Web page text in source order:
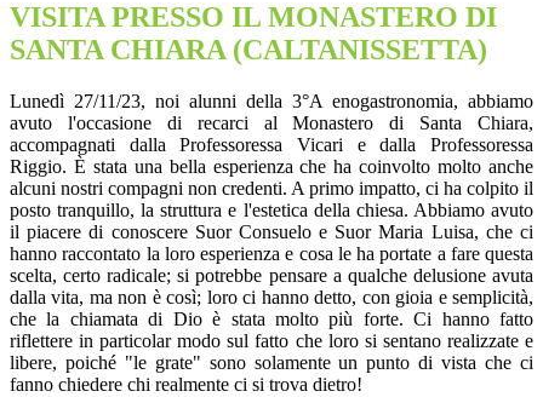
VISITA PRESSO IL MONASTERO DI
SANTA CHIARA (CALTANISSETTA)
Lunedì 27/11/23, noi alunni della 3°A enogastronomia, abbiamo
avuto l'occasione di recarci al Monastero di Santa Chiara,
accompagnati dalla Professoressa Vicari e dalla Professoressa
Riggio. È stata una bella esperienza che ha coinvolto molto anche
alcuni nostri compagni non credenti. A primo impatto, ci ha colpito il
posto tranquillo, la struttura e l'estetica della chiesa. Abbiamo avuto
il piacere di conoscere Suor Consuelo e Suor Maria Luisa, che ci
hanno raccontato la loro esperienza e cosa le ha portate a fare questa
scelta, certo radicale; si potrebbe pensare a qualche delusione avuta
dalla vita, ma non è così; loro ci hanno detto, con gioia e semplicità,
che la chiamata di Dio è stata molto più forte. Ci hanno fatto
riflettere in particolar modo sul fatto che loro si sentano realizzate e
libere, poiché "le grate" sono solamente un punto di vista che ci
fanno chiedere chi realmente ci si trova dietro!